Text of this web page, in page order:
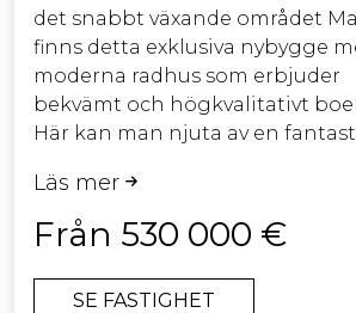
Alla bostäder ligger i sydostläge.
det snabbt växande området
finns detta exklusiva nybygge
moderna radhus som erbjuder
bekvämt och högkvalitativt
Här kan man njuta av en
kullarna varje dag. Arkitekturen
kombinerar naturliga material
sten och trä med rena linjer och
varma, eleganta ytor.
Läs mer
Från 530 000 €
SE FASTIGHET